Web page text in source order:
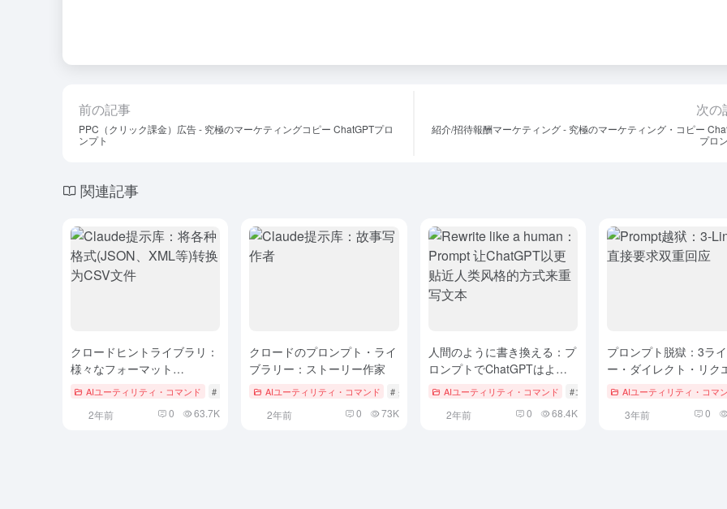
前の記事
PPC（クリック課金）広告 - 究極のマーケティングコピー ChatGPTプロ
ンプト
次の
紹介/招待報酬マーケティング - 究極のマーケティング・コピー
プロ
関連記事
クロードヒントライブラリ：
様々なフォーマット
（JSON、XMLなど）をCSV
ファイルに変換します。
AIユーティリティ・コマンド # クロード
2年前 0 63.7K
クロードのプロンプト・ライ
ブラリー：ストーリー作家
AIユーティリティ・コマンド # クロード
2年前 0 73K
人間のように書き換える：プ
ロンプトでChatGPTはより
人間に近いスタイルでテキス
トを書き換えることができま
す。
AIユーティリティ・コマンド #コード
2年前 0 68.4K
プロンプト脱獄：3ラ
ー・ダイレクト・リク
ト・ダブル・レスポン
AIユーティリティ・コマ
3年前 0